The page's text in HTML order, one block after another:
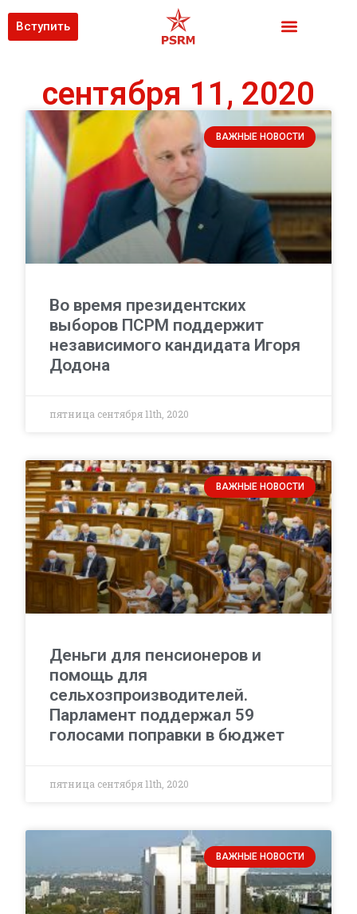
Вступить
сентября 11, 2020
ВАЖНЫЕ НОВОСТИ
Во время президентских
выборов ПСРМ поддержит
независимого кандидата Игоря
Додона
пятница сентября 11th, 2020
ВАЖНЫЕ НОВОСТИ
Деньги для пенсионеров и
помощь для
сельхозпроизводителей.
Парламент поддержал 59
голосами поправки в бюджет
пятница сентября 11th, 2020
ВАЖНЫЕ НОВОСТИ